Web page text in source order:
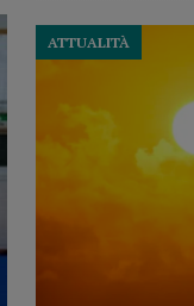
ATTUALITÀ